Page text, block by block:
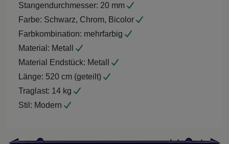
Stangendurchmesser: 20 mm
Farbe: Schwarz, Chrom, Bicolor
Farbkombination: mehrfarbig
Material: Metall
Material Endstück: Metall
Länge: 520 cm (geteilt)
Traglast: 14 kg
Stil: Modern